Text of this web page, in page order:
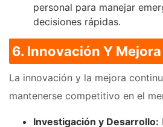
personal para manejar
decisiones rápidas.
6. Innovación Y
La innovación y la mejora
mantenerse competitivo en el
Investigación y Desarrollo: